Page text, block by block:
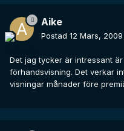
Aike
Postad 12 Mars, 2009
Det jag tycker är intressant
förhandsvisning. Det verkar
visningar månader före